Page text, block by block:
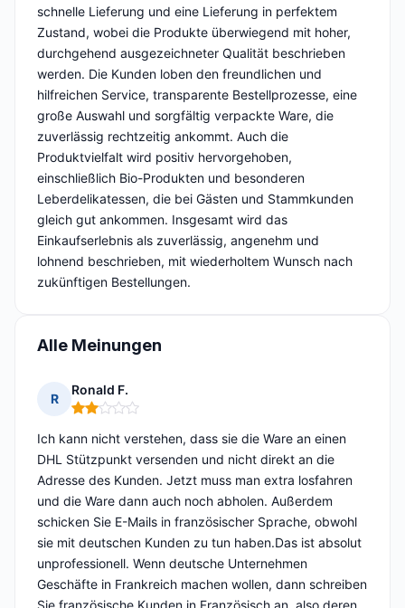
schnelle Lieferung und eine Lieferung in perfektem
Zustand, wobei die Produkte überwiegend mit hoher,
durchgehend ausgezeichneter Qualität beschrieben
werden. Die Kunden loben den freundlichen und
hilfreichen Service, transparente Bestellprozesse, eine
große Auswahl und sorgfältig verpackte Ware, die
zuverlässig rechtzeitig ankommt. Auch die
Produktvielfalt wird positiv hervorgehoben,
einschließlich Bio-Produkten und besonderen
Leberdelikatessen, die bei Gästen und Stammkunden
gleich gut ankommen. Insgesamt wird das
Einkaufserlebnis als zuverlässig, angenehm und
lohnend beschrieben, mit wiederholtem Wunsch nach
zukünftigen Bestellungen.
Alle Meinungen
R
Ronald F.
Hinweis: 2 von 5
Ich kann nicht verstehen, dass sie die Ware an einen
DHL Stützpunkt versenden und nicht direkt an die
Adresse des Kunden. Jetzt muss man extra losfahren
und die Ware dann auch noch abholen. Außerdem
schicken Sie E-Mails in französischer Sprache, obwohl
sie mit deutschen Kunden zu tun haben.Das ist absolut
unprofessionell. Wenn deutsche Unternehmen
Geschäfte in Frankreich machen wollen, dann schreiben